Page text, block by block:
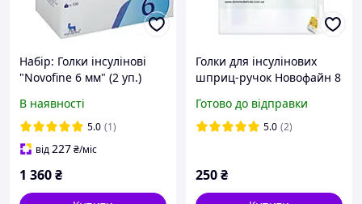
Набір: Голки інсулінові
"Novofine 6 мм" (2 уп.)
В наявності
5.0 (1)
від227₴/міс
1 360₴
Голки для інсулінових
шприц-ручок Новофайн 8
поштучно (фасування по
25 шт.)
Готово до відправки
5.0 (2)
250₴